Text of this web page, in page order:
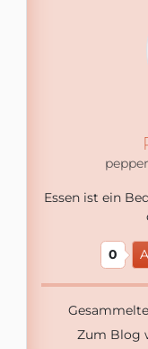
Essen ist ein
0
Zum Blog